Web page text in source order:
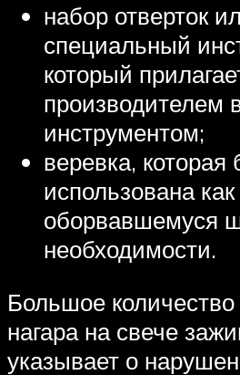
набор отверток
специальный
который
производителем
инструментом;
веревка, которая
использована
оборвавшемуся
необходимости.
Большое количество
нагара на свече
указывает о